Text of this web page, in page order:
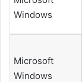
Windows
Microsoft
Windows